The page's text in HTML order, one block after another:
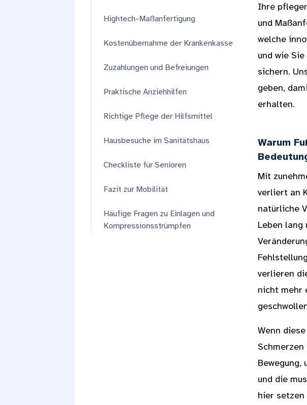
Hightech-Maßanfertigung
Kostenübernahme der Krankenkasse
Zuzahlungen und Befreiungen
Praktische Anziehhilfen
Richtige Pflege der Hilfsmittel
Hausbesuche im Sanitätshaus
Checkliste für Senioren
Fazit zur Mobilität
Häufige Fragen zu Einlagen und
Kompressionsstrümpfen
Ihre
und
welche
und wie
sichern.
geben,
erhalten.
Warum
Mit
verliert an
natürliche
Leben lang
verlieren
nicht mehr
Wenn
Bewegung,
und die
hier setzen